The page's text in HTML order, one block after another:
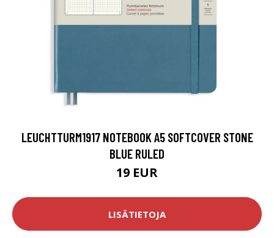
LEUCHTTURM1917 NOTEBOOK A5 SOFTCOVER STONE
BLUE RULED
19 EUR
LISÄTIETOJA